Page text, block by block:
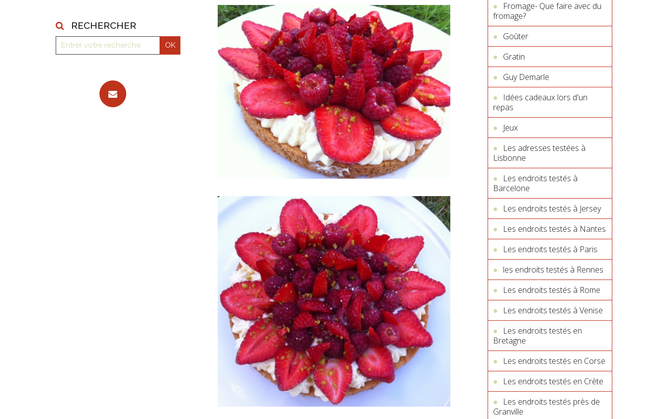
RECHERCHER
Fromage- Que faire avec du
fromage?
Goûter
Gratin
Guy Demarle
Idées cadeaux lors d'un
repas
Jeux
Les adresses testées à
Lisbonne
Les endroits testés à
Barcelone
Les endroits testés à Jersey
Les endroits testés à Nantes
Les endroits testés à Paris
les endroits testés à Rennes
Les endroits testés à Rome
Les endroits testés à Venise
Les endroits testés en
Bretagne
Les endroits testés en Corse
Les endroits testés en Crète
Les endroits testés près de
Granville